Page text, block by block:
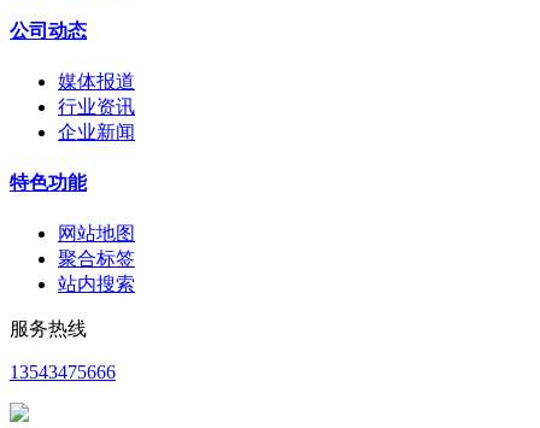
公司动态
媒体报道
行业资讯
企业新闻
特色功能
网站地图
聚合标签
站内搜索
服务热线
13543475666